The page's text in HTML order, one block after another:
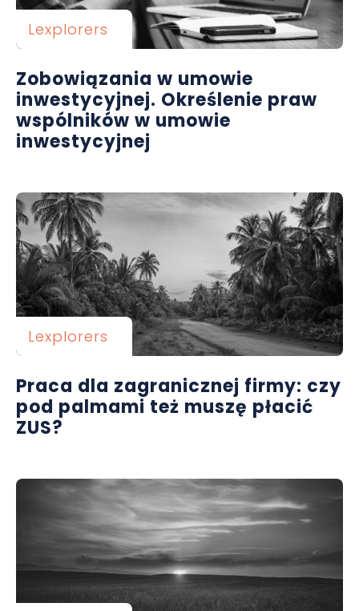
Lexplorers
Zobowiązania w umowie
inwestycyjnej. Określenie praw
wspólników w umowie
inwestycyjnej
Lexplorers
Praca dla zagranicznej firmy: czy
pod palmami też muszę płacić
ZUS?